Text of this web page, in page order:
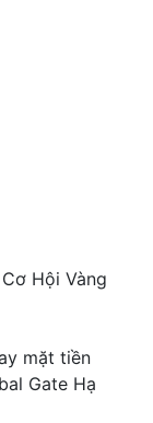
Hội Vàng
mặt tiền
Gate Hạ